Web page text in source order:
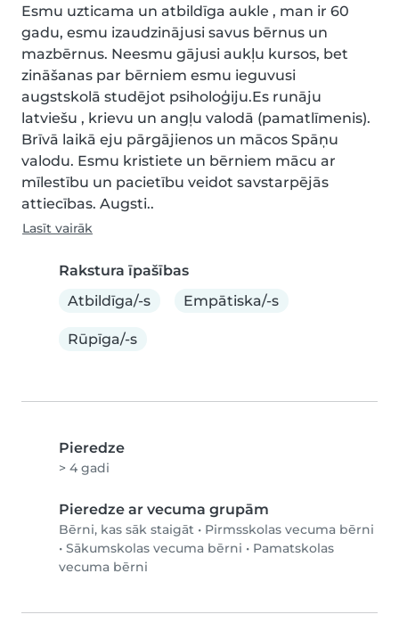
Esmu uzticama un atbildīga aukle , man ir 60
gadu, esmu izaudzinājusi savus bērnus un
mazbērnus. Neesmu gājusi aukļu kursos, bet
zināšanas par bērniem esmu ieguvusi
augstskolā studējot psiholoģiju.Es runāju
latviešu , krievu un angļu valodā (pamatlīmenis).
Brīvā laikā eju pārgājienos un mācos Spāņu
valodu. Esmu kristiete un bērniem mācu ar
mīlestību un pacietību veidot savstarpējās
attiecības. Augsti..
Lasīt vairāk
Rakstura īpašības
Atbildīga/-s
Empātiska/-s
Rūpīga/-s
Pieredze
> 4 gadi
Pieredze ar vecuma grupām
Bērni, kas sāk staigāt • Pirmsskolas vecuma bērni
• Sākumskolas vecuma bērni • Pamatskolas
vecuma bērni